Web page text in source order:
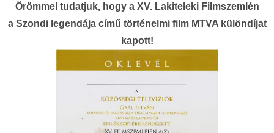
Örömmel tudatjuk, hogy a XV. Lakiteleki Filmszemlén
a Szondi legendája című történelmi film MTVA különdíjat
kapott!